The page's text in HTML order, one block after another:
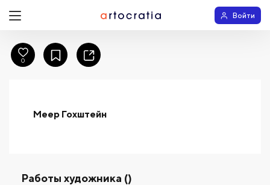
Войти
Меер Гохштейн
Работы художника ()
0